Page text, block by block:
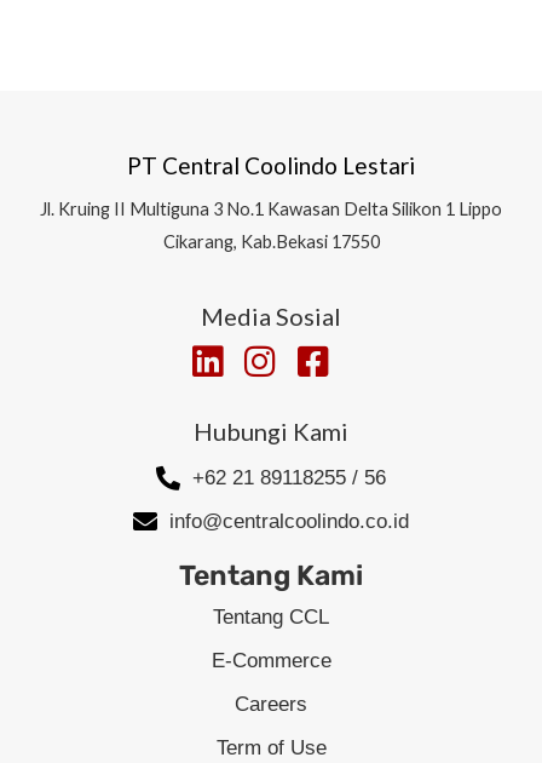
PT Central Coolindo Lestari
Jl. Kruing II Multiguna 3 No.1 Kawasan Delta Silikon 1 Lippo
Cikarang, Kab.Bekasi 17550
Media Sosial
Hubungi Kami
+62 21 89118255 / 56
info@centralcoolindo.co.id
Tentang Kami
Tentang CCL
E-Commerce
Careers
Term of Use